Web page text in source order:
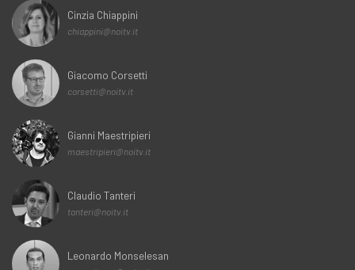
Cinzia Chiappini
chiappini@noitv.it
Giacomo Corsetti
corsetti@noitv.it
Gianni Maestripieri
maestripieri@noitv.it
Claudio Tanteri
tanteri@noitv.it
Leonardo Monselesan